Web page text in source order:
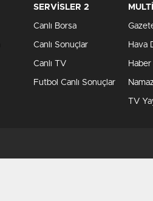
SERVİSLER 2
Canlı Borsa
Canlı Sonuçlar
Canlı TV
Futbol Canlı Sonuçlar
Hava
TV